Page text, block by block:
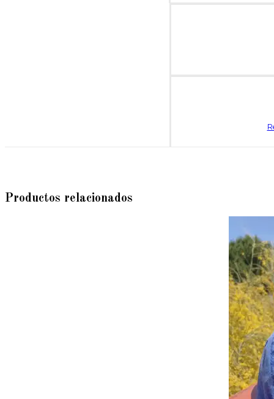
Productos relacionados